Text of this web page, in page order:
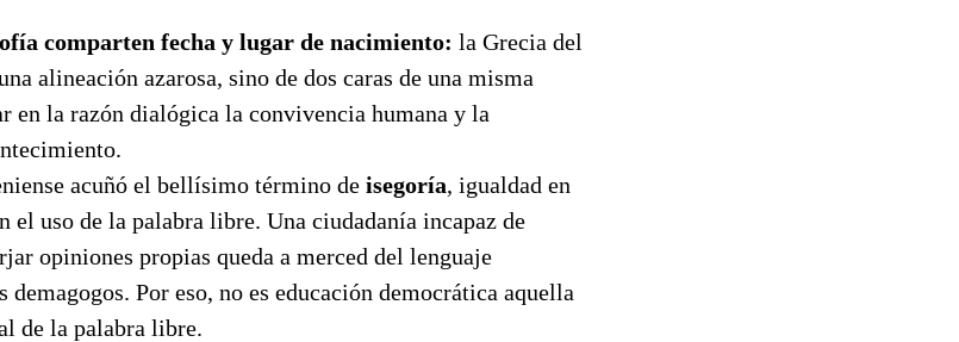
comparten fecha y lugar de nacimiento: la Grecia del
alineación azarosa, sino de dos caras de una misma
en la razón dialógica la convivencia humana y la
acuñó el bellísimo término de isegoría, igualdad en
el uso de la palabra libre. Una ciudadanía incapaz de
opiniones propias queda a merced del lenguaje
Por eso, no es educación democrática aquella
de la palabra libre.